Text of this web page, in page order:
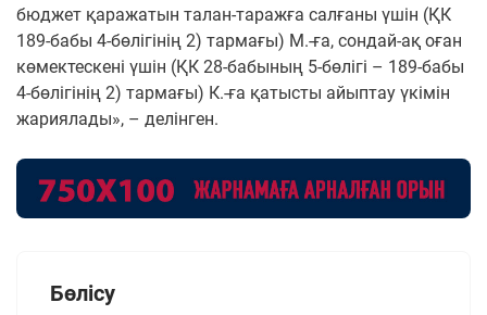
бюджет қаражатын талан-таражға салғаны үшін (ҚК
189-бабы 4-бөлігінің 2) тармағы) М.-ға, сондай-ақ оған
көмектескені үшін (ҚК 28-бабының 5-бөлігі – 189-бабы
4-бөлігінің 2) тармағы) К.-ға қатысты айыптау үкімін
жариялады», – делінген.
Бөлісу